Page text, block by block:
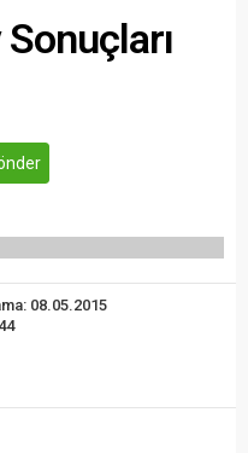
08.05.2015